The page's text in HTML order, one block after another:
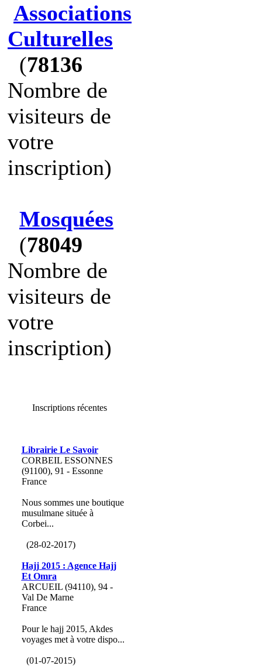
Associations
Culturelles
(78136
Nombre de
visiteurs de
votre
inscription)
Mosquées
(78049
Nombre de
visiteurs de
votre
inscription)
Inscriptions récentes
Librairie Le Savoir
CORBEIL ESSONNES
(91100), 91 - Essonne
France
Nous sommes une boutique
musulmane située à
Corbei...
(28-02-2017)
Hajj 2015 : Agence Hajj
Et Omra
ARCUEIL (94110), 94 -
Val De Marne
France
Pour le hajj 2015, Akdes
voyages met à votre dispo...
(01-07-2015)